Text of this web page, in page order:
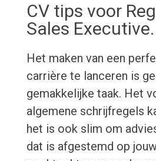
CV tips voor
Sales Executive.
Het maken van een
carrière te lanceren is
gemakkelijke taak. Het
algemene schrijfregels
het is ook slim om
dat is afgestemd op